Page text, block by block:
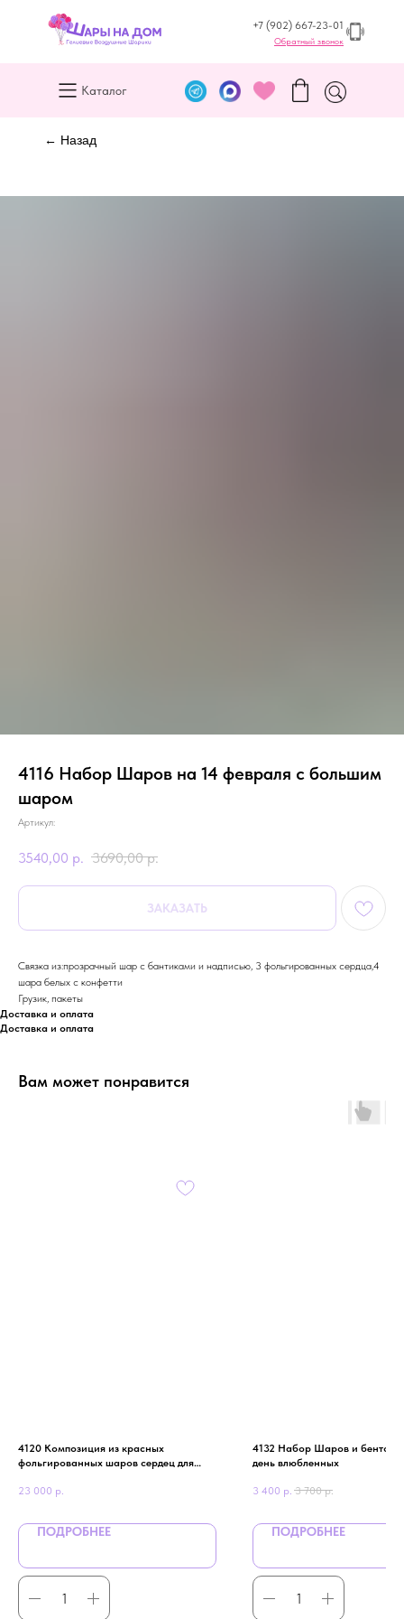
+7 (902) 667-23-01
Обратный звонок
Каталог
← Назад
4116 Набор Шаров на 14 февраля с большим
шаром
Артикул:
3540,00 р. 3690,00 р.
ЗАКАЗАТЬ
Связка из:прозрачный шар с бантиками и надписью, 3 фольгированных сердца,4
шара белых с конфетти
Грузик, пакеты
Доставка и оплата
Доставка и оплата
Вам может понравится
4120 Композиция из красных
фольгированных шаров сердец для
23 000 р.
ПОДРОБНЕЕ
4132 Набор Шаров и бенто
день влюбленных
3 400 р. 3 700 р.
ПОДРОБНЕЕ